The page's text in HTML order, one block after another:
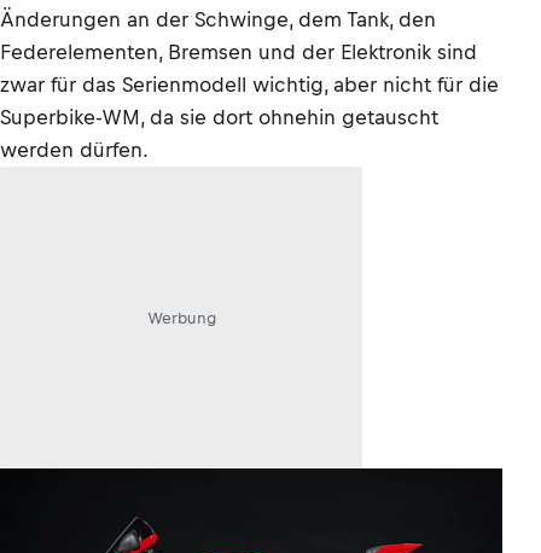
Änderungen an der Schwinge, dem Tank, den
Federelementen, Bremsen und der Elektronik sind
zwar für das Serienmodell wichtig, aber nicht für die
Superbike-WM, da sie dort ohnehin getauscht
werden dürfen.
Werbung